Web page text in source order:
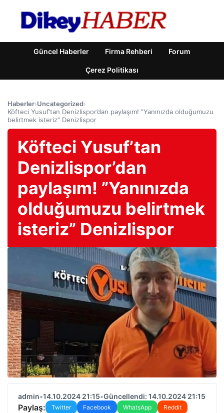
Güncel Haberler Firma Rehberi Forum
Çerez Politikası
Haberler›Uncategorized›
Köfteci Yusuf’tan Denizlispor’dan paylaşım! ”Yanınızda olduğumuzu
belirtmek isteriz” Denizlispor
Köfteci Yusuf’tan
Denizlispor’dan
paylaşım! ”Yanınızda
olduğumuzu belirtmek
isteriz” Denizlispor
admin•14.10.2024 21:15•Güncellendi: 14.10.2024 21:15
Paylaş: Twitter Facebook WhatsApp
Reddit